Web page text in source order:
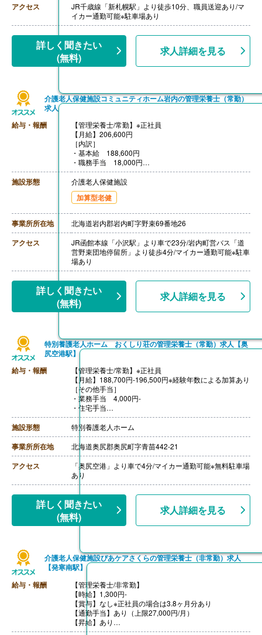
アクセス
JR千歳線「新札幌駅」より徒歩10分、職員送迎あり/マ
イカー通勤可能※駐車場あり
詳しく聞きたい
(無料)
求人詳細を見る
介護老人保健施設コミュニティホーム岩内の管理栄養士（常勤）
求人
給与・報酬
【管理栄養士/常勤】※正社員
【月給】206,600円
［内訳］
・基本給 188,600円
・職務手当 18,000円
［その他手当］
・住宅手当
・燃料手当
・扶養手当
【通勤手当】あり（上限45,000円/月）
【昇給】あり（1月あたり1,200円-1,500円）※前年度実
【退職金】あり※勤続3年以上
施設形態 介護老人保健施設
加算型老健
事業所所在地 北海道岩内郡岩内町字野束69番地26
アクセス
JR函館本線「小沢駅」より車で23分/岩内町営バス「道
営野束団地停留所」より徒歩4分/マイカー通勤可能※駐車
場あり
詳しく聞きたい
(無料)
求人詳細を見る
特別養護老人ホーム おくしり荘の管理栄養士（常勤）求人【奥
尻空港駅】
給与・報酬
【管理栄養士/常勤】※正社員
【月給】188,700円-196,500円※経験年数による加算あり
［その他手当］
・業務手当 4,000円-
・住宅手当
・寒冷地手当
【賞与】年2回（計4.30ヶ月分）※前年度実績、採用年度
は2.90ヶ月分
【通勤手当】あり（上限2,000円-12,900円/月）※片道2k
m以上
施設形態 特別養護老人ホーム
事業所所在地 北海道奥尻郡奥尻町字青苗442-21
アクセス
「奥尻空港」より車で4分/マイカー通勤可能※無料駐車場
あり
詳しく聞きたい
(無料)
求人詳細を見る
介護老人保健施設ぴあケアさくらの管理栄養士（非常勤）求人
【発寒南駅】
給与・報酬
【管理栄養士/非常勤】
【時給】1,300円-
【賞与】なし※正社員の場合は3.8ヶ月分あり
【通勤手当】あり（上限27,000円/月）
【昇給】あり
【退職金】なし